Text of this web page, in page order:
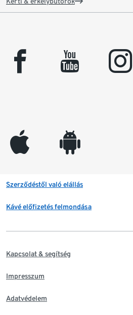
facebook youtube instagram
appleinc android
Szerződéstől való elállás
Kávé előfizetés felmondása
Kapcsolat & segítség
Impresszum
Adatvédelem